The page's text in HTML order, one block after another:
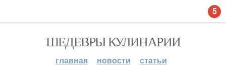
ШЕДЕВРЫ КУЛИНАРИИ
главная новости статьи
5